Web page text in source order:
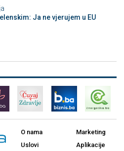
Ja ne vjerujem u EU
O nama
Uslovi
Marketing
Aplikacije